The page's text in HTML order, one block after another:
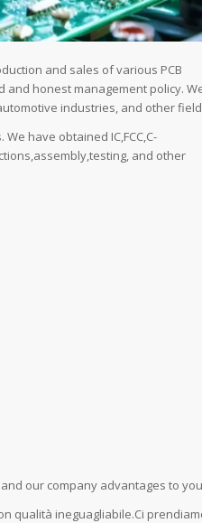
and sales of various PCB
and honest management policy.
industries, and other
have obtained IC,FCC,C-
and other
our company advantages to
qualità ineguagliabile.Ci